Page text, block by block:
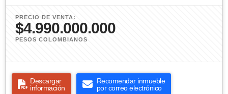
PRECIO DE VENTA:
$4.990.000.000
PESOS COLOMBIANOS
Descargar
información
Recomendar inmueble
por correo electrónico